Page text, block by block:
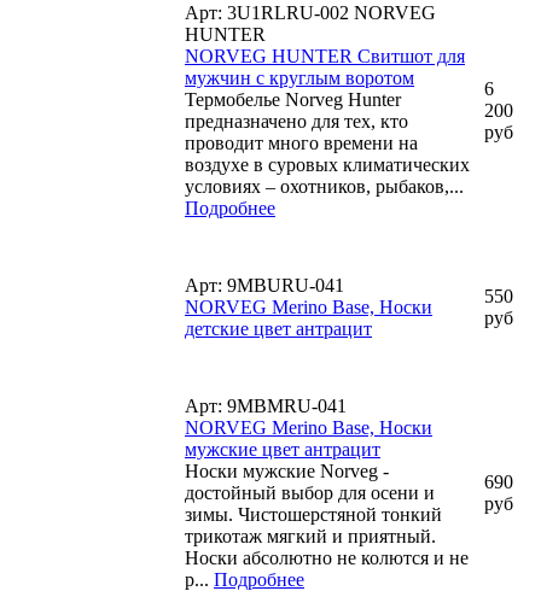
Арт: 3U1RLRU-002 NORVEG
HUNTER
NORVEG HUNTER Свитшот для
мужчин с круглым воротом
Термобелье Norveg Hunter
предназначено для тех, кто
проводит много времени на
воздухе в суровых климатических
условиях – охотников, рыбаков,...
Подробнее
6
200
руб
Арт: 9MBURU-041
NORVEG Merino Base, Носки
детские цвет антрацит
550
руб
Арт: 9MBMRU-041
NORVEG Merino Base, Носки
мужские цвет антрацит
Носки мужские Norveg -
достойный выбор для осени и
зимы. Чистошерстяной тонкий
трикотаж мягкий и приятный.
Носки абсолютно не колются и не
р... Подробнее
690
руб